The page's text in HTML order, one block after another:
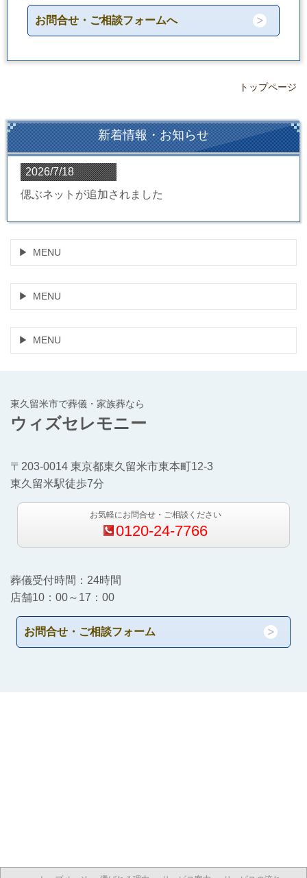
お問合せ・ご相談フォームへ
トップページ
新着情報・お知らせ
2026/7/18
偲ぶネットが追加されました
MENU
MENU
MENU
東久留米市で葬儀・家族葬なら
ウィズセレモニー
〒203-0014 東京都東久留米市東本町12-3
東久留米駅徒歩7分
お気軽にお問合せ・ご相談ください
0120-24-7766
葬儀受付時間：24時間
店舗10：00～17：00
お問合せ・ご相談フォーム